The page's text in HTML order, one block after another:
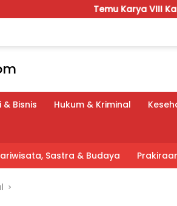
Karya VIII Karang Taruna
& Bisnis Hukum & Kriminal
Sastra & Budaya